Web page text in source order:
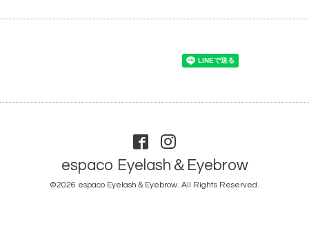
espaco Eyelash＆Eyebrow
©2026 espaco Eyelash＆Eyebrow. All Rights Reserved.